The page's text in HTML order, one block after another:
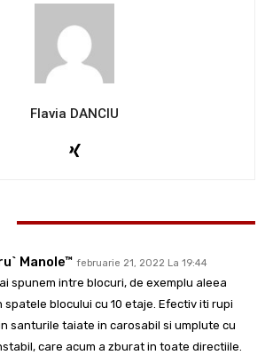
Flavia DANCIU
Manole™ februarie 21, 2022 La 19:44
spunem intre blocuri, de exemplu aleea
spatele blocului cu 10 etaje. Efectiv iti rupi
santurile taiate in carosabil si umplute cu
care acum a zburat in toate directiile.